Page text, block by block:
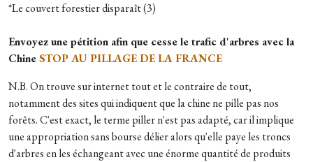
*Le couvert forestier disparaît (3)
Envoyez une pétition afin que cesse le trafic d'arbres avec la
ChineSTOP AU PILLAGE DE LA FRANCE
N.B. On trouve sur internet tout et le contraire de tout,
notamment des sites qui indiquent que la chine ne pille pas nos
forêts. C'est exact, le terme piller n'est pas adapté, car il implique
une appropriation sans bourse délier alors qu'elle paye les troncs
d'arbres en les échangeant avec une énorme quantité de produits